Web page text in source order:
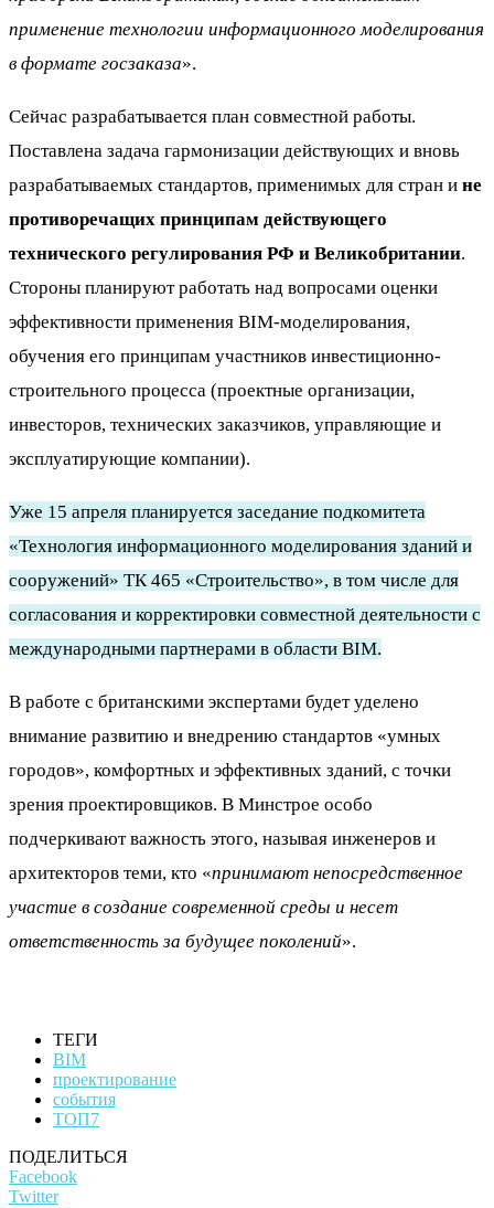
применение технологии информационного моделирования
в формате госзаказа».
Сейчас разрабатывается план совместной работы.
Поставлена задача гармонизации действующих и вновь
разрабатываемых стандартов, применимых для стран и не
противоречащих принципам действующего
технического регулирования РФ и Великобритании.
Стороны планируют работать над вопросами оценки
эффективности применения BIM-моделирования,
обучения его принципам участников инвестиционно-
строительного процесса (проектные организации,
инвесторов, технических заказчиков, управляющие и
эксплуатирующие компании).
Уже 15 апреля планируется заседание подкомитета
«Технология информационного моделирования зданий и
сооружений» ТК 465 «Строительство», в том числе для
согласования и корректировки совместной деятельности с
международными партнерами в области BIM.
В работе с британскими экспертами будет уделено
внимание развитию и внедрению стандартов «умных
городов», комфортных и эффективных зданий, с точки
зрения проектировщиков. В Минстрое особо
подчеркивают важность этого, называя инженеров и
архитекторов теми, кто «принимают непосредственное
участие в создание современной среды и несет
ответственность за будущее поколений».
ТЕГИ
BIM
проектирование
события
ТОП7
ПОДЕЛИТЬСЯ
Facebook
Twitter